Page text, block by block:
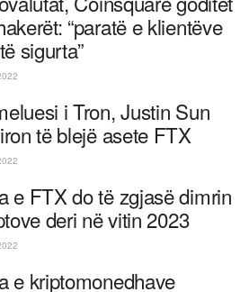
“paratë e klientëve
sigurta”
i Tron, Justin Sun
të blejë asete FTX
e FTX do të zgjasë dimrin
deri në vitin 2023
e kriptomonedhave